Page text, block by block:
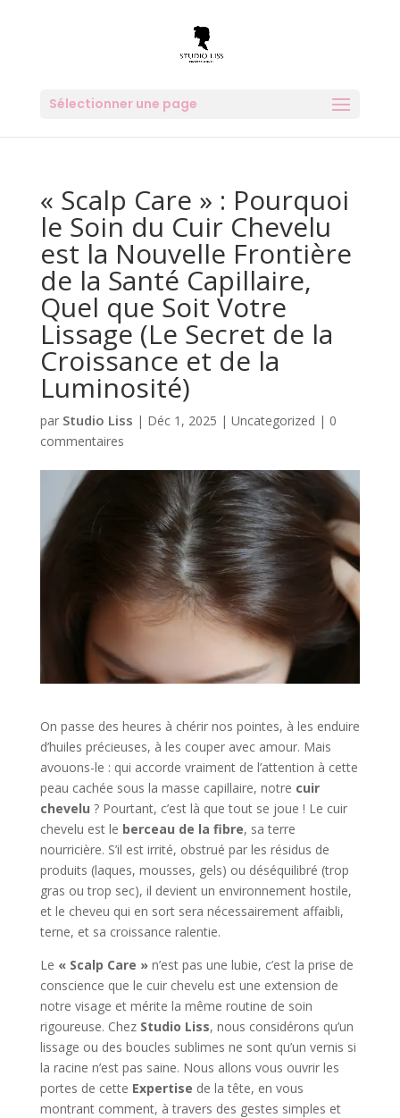
Sélectionner une page
« Scalp Care » : Pourquoi
le Soin du Cuir Chevelu
est la Nouvelle Frontière
de la Santé Capillaire,
Quel que Soit Votre
Lissage (Le Secret de la
Croissance et de la
Luminosité)
par Studio Liss | Déc 1, 2025 | Uncategorized | 0
commentaires
On passe des heures à chérir nos pointes, à les enduire
d’huiles précieuses, à les couper avec amour. Mais
avouons-le : qui accorde vraiment de l’attention à cette
peau cachée sous la masse capillaire, notre cuir
chevelu ? Pourtant, c’est là que tout se joue ! Le cuir
chevelu est le berceau de la fibre, sa terre
nourricière. S’il est irrité, obstrué par les résidus de
produits (laques, mousses, gels) ou déséquilibré (trop
gras ou trop sec), il devient un environnement hostile,
et le cheveu qui en sort sera nécessairement affaibli,
terne, et sa croissance ralentie.
Le « Scalp Care »n’est pas une lubie, c’est la prise de
conscience que le cuir chevelu est une extension de
notre visage et mérite la même routine de soin
rigoureuse. Chez Studio Liss, nous considérons qu’un
lissage ou des boucles sublimes ne sont qu’un vernis si
la racine n’est pas saine. Nous allons vous ouvrir les
portes de cette Expertise de la tête, en vous
montrant comment, à travers des gestes simples et